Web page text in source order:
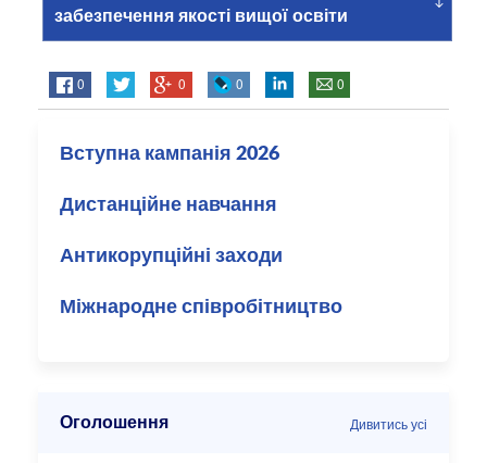
забезпечення якості вищої освіти
0 0 0 0
Вступна кампанія 2026
Дистанційне навчання
Антикорупційні заходи
Міжнародне співробітництво
Оголошення Дивитись усі